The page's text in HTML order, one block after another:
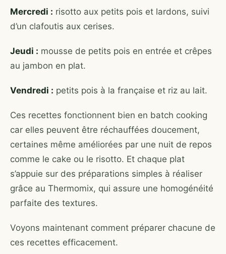
Mercredi : risotto aux petits pois et lardons, suivi
d’un clafoutis aux cerises.
Jeudi : mousse de petits pois en entrée et crêpes
au jambon en plat.
Vendredi : petits pois à la française et riz au lait.
Ces recettes fonctionnent bien en batch cooking
car elles peuvent être réchauffées doucement,
certaines même améliorées par une nuit de repos
comme le cake ou le risotto. Et chaque plat
s’appuie sur des préparations simples à réaliser
grâce au Thermomix, qui assure une homogénéité
parfaite des textures.
Voyons maintenant comment préparer chacune de
ces recettes efficacement.